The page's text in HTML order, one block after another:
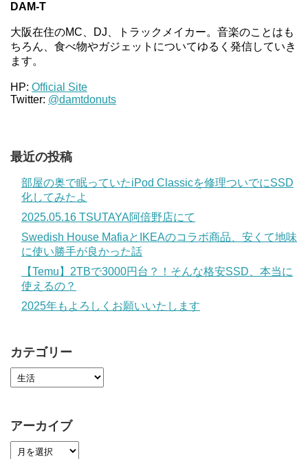
DAM-T
大阪在住のMC、DJ、トラックメイカー。音楽のことはも
ちろん、食べ物やガジェットについてゆるく発信していき
ます。
HP: Official Site
Twitter: @damtdonuts
最近の投稿
部屋の奥で眠っていたiPod Classicを修理ついでにSSD
化してみたよ
2025.05.16 TSUTAYA阿倍野店にて
Swedish House MafiaとIKEAのコラボ商品、安くて地味
に使い勝手が良かった話
【Temu】2TBで3000円台？！そんな格安SSD、本当に
使えるの？
2025年もよろしくお願いいたします
カテゴリー
アーカイブ